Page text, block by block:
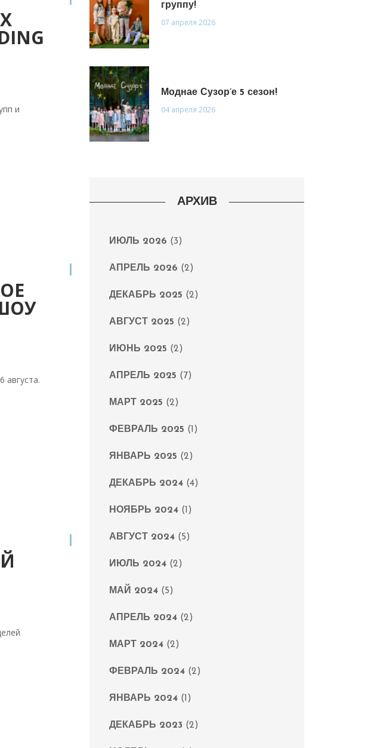
и
августа.
группу!
07 апреля 2026
Моднае Сузор’е 5 сезон!
04 апреля 2026
АРХИВ
ИЮЛЬ 2026 (3)
АПРЕЛЬ 2026 (2)
ДЕКАБРЬ 2025 (2)
АВГУСТ 2025 (2)
ИЮНЬ 2025 (2)
АПРЕЛЬ 2025 (7)
МАРТ 2025 (2)
ФЕВРАЛЬ 2025 (1)
ЯНВАРЬ 2025 (2)
ДЕКАБРЬ 2024 (4)
НОЯБРЬ 2024 (1)
АВГУСТ 2024 (5)
ИЮЛЬ 2024 (2)
МАЙ 2024 (5)
АПРЕЛЬ 2024 (2)
МАРТ 2024 (2)
ФЕВРАЛЬ 2024 (2)
ЯНВАРЬ 2024 (1)
ДЕКАБРЬ 2023 (2)